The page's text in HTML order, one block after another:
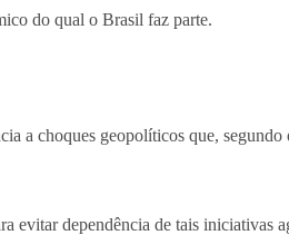
do qual o Brasil faz parte.
a choques geopolíticos que,
evitar dependência de tais iniciativas